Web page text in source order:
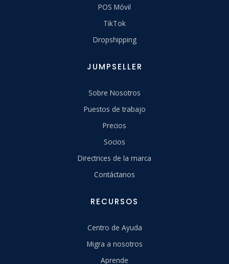
POS Móvil
TikTok
Dropshipping
JUMPSELLER
Sobre Nosotros
Puestos de trabajo
Precios
Socios
Directrices de la marca
Contáctanos
RECURSOS
Centro de Ayuda
Migra a nosotros
Aprende